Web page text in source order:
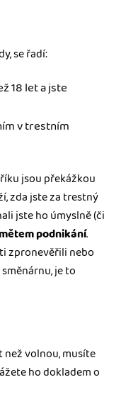
se řadí:
18 let a jste
v trestním
jsou překážkou
zda jste za trestný
jste ho úmyslně (či
podnikání.
zpronevěřili nebo
je to
volnou, musíte
ho dokladem o